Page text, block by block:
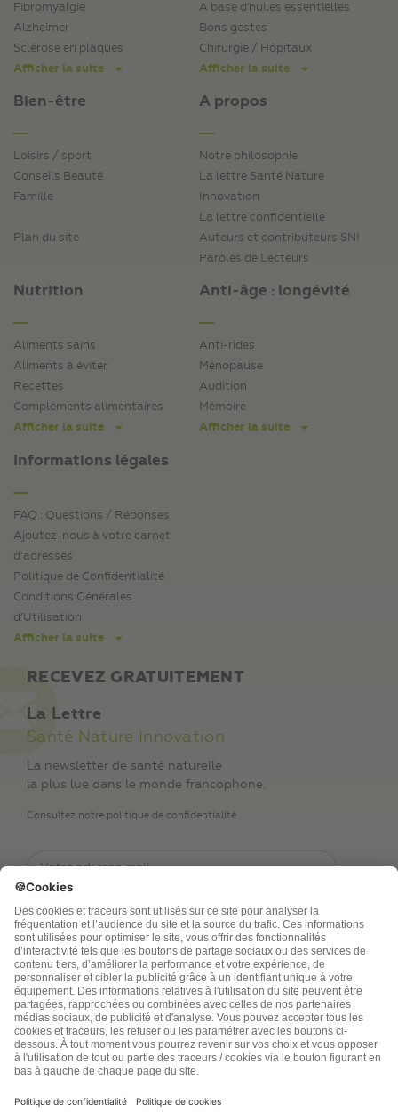
Fibromyalgie
Alzheimer
Sclérose en plaques
Afficher la suite
Bien-être
Loisirs / sport
Conseils Beauté
Famille
Plan du site
A base d'huiles essentielles
Bons gestes
Chirurgie / Hôpitaux
Afficher la suite
A propos
Notre philosophie
La lettre Santé Nature
Innovation
La lettre confidentielle
Auteurs et contributeurs SNI
Paroles de Lecteurs
Nutrition
Aliments sains
Aliments à éviter
Recettes
Compléments alimentaires
Afficher la suite
Informations légales
FAQ : Questions / Réponses
Ajoutez-nous à votre carnet
d’adresses
Politique de Confidentialité
Conditions Générales
d’Utilisation
Afficher la suite
Anti-âge : longévité
Anti-rides
Ménopause
Audition
Mémoire
Afficher la suite
RECEVEZ GRATUITEMENT
La Lettre
Santé Nature Innovation
La newsletter de santé naturelle
la plus lue dans le monde francophone.
Consultez notre politique de confidentialité
TSA Publications SA collecte mes nom, prénom,
adresse de messagerie électronique et numéro de
téléphone afin de répondre aux demandes de
renseignements. Ce traitement est nécessaire à
l’exécution des mesures sollicitées. Pour en savoir
plus sur vos droits vous pouvez consulter notre
politique de confidentialité